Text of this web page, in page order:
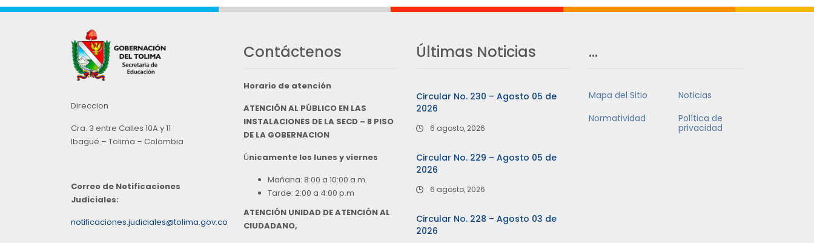
Direccion
Cra. 3 entre Calles 10A y 11
Ibagué – Tolima – Colombia
Correo de Notificaciones
Judiciales:
notificaciones.judiciales@tolima.gov.co
Contáctenos
Horario de atención
ATENCIÓN AL PÚBLICO EN LAS
INSTALACIONES DE LA SECD – 8 PISO
DE LA GOBERNACION
Únicamente los lunes y viernes
Mañana: 8:00 a 10:00 a.m.
Tarde: 2:00 a 4:00 p.m
ATENCIÓN UNIDAD DE ATENCIÓN AL
CIUDADANO,
Últimas Noticias
Circular No. 230 – Agosto 05 de
2026
6 agosto, 2026
Circular No. 229 – Agosto 05 de
2026
6 agosto, 2026
Circular No. 228 – Agosto 03 de
2026
…
Mapa del Sitio
Noticias
Normatividad
Política de
privacidad